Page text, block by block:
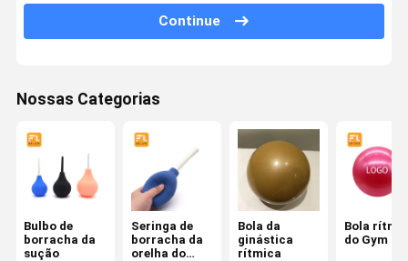
Bulbo do soprador do ar
Ventilador de ar do bulbo
Bexiga de ar inflável
tubulação da categoria médica
Válvulas de controle de fluxo de ar
Bulbo da pressão sanguínea
Continue
Nossas Categorias
Bulbo de
borracha da
sução
Seringa de
borracha da
orelha do
Bola da
ginástica
rítmica
Bola
do Gym